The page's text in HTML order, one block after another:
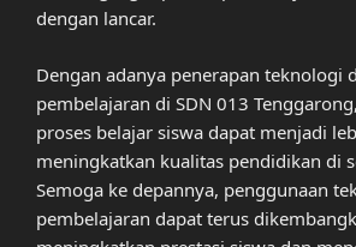
dengan lancar.
Dengan adanya penerapan teknologi
pembelajaran di SDN 013
proses belajar siswa dapat menjadi
meningkatkan kualitas pendidikan di
Semoga ke depannya, penggunaan
pembelajaran dapat terus